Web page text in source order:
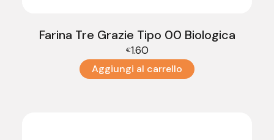
Farina Tre Grazie Tipo 00 Biologica
€1.60
Aggiungi al carrello